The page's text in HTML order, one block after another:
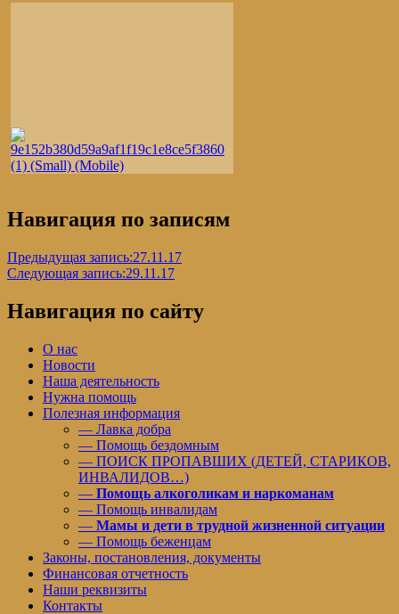
Навигация по записям
Предыдущая запись:27.11.17
Следующая запись:29.11.17
Навигация по сайту
О нас
Новости
Наша деятельность
Нужна помощь
Полезная информация
— Лавка добра
— Помощь бездомным
— ПОИСК ПРОПАВШИХ (ДЕТЕЙ, СТАРИКОВ,
ИНВАЛИДОВ…)
— Помощь алкоголикам и наркоманам
— Помощь инвалидам
— Мамы и дети в трудной жизненной ситуации
— Помощь беженцам
Законы, постановления, документы
Финансовая отчетность
Наши реквизиты
Контакты